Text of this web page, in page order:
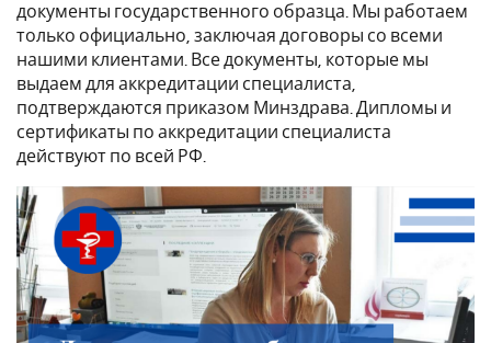
документы государственного образца. Мы работаем
только официально, заключая договоры со всеми
нашими клиентами. Все документы, которые мы
выдаем для аккредитации специалиста,
подтверждаются приказом Минздрава. Дипломы и
сертификаты по аккредитации специалиста
действуют по всей РФ.